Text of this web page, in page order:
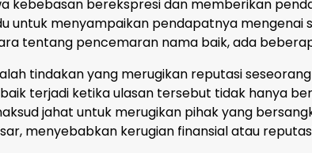
berekspresi dan memberikan
untuk menyampaikan pendapatnya
tentang pencemaran nama baik, ada
tindakan yang merugikan reputasi
terjadi ketika ulasan tersebut tidak hanya
jahat untuk merugikan pihak yang
menyebabkan kerugian finansial atau